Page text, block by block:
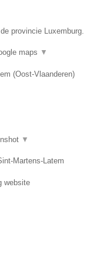
provincie Luxemburg.
maps ▼
(Oost-Vlaanderen)
▼
Martens-Latem
website